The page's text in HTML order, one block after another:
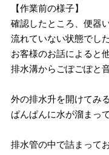
【作業前の様子】
確認したところ、便器
流れていない状態でした
お客様のお話によると
排水溝からごぽごぽと
外の排水升を開けてみる
ぱんぱんに水が溜まっ
排水管の中で詰まって